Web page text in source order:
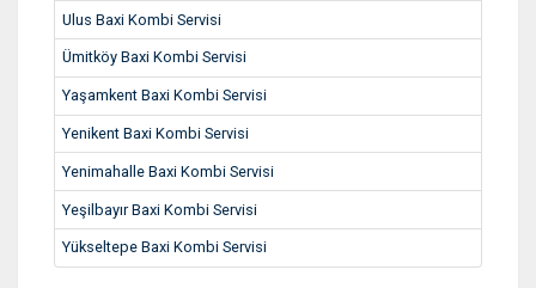
Ulus Baxi Kombi Servisi
Ümitköy Baxi Kombi Servisi
Yaşamkent Baxi Kombi Servisi
Yenikent Baxi Kombi Servisi
Yenimahalle Baxi Kombi Servisi
Yeşilbayır Baxi Kombi Servisi
Yükseltepe Baxi Kombi Servisi